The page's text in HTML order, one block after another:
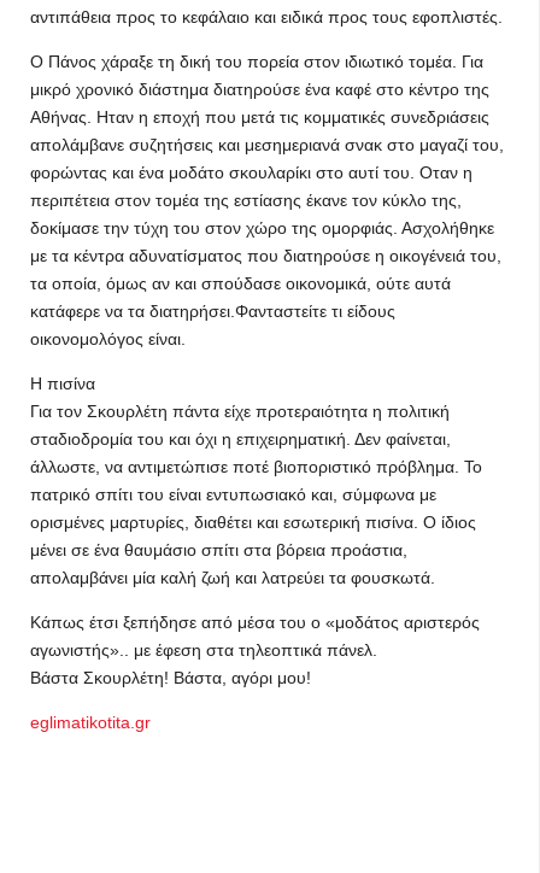
αντιπάθεια προς το κεφάλαιο και ειδικά προς τους εφοπλιστές.
Ο Πάνος χάραξε τη δική του πορεία στον ιδιωτικό τομέα. Για
μικρό χρονικό διάστημα διατηρούσε ένα καφέ στο κέντρο της
Αθήνας. Ηταν η εποχή που μετά τις κομματικές συνεδριάσεις
απολάμβανε συζητήσεις και μεσημεριανά σνακ στο μαγαζί του,
φορώντας και ένα μοδάτο σκουλαρίκι στο αυτί του. Οταν η
περιπέτεια στον τομέα της εστίασης έκανε τον κύκλο της,
δοκίμασε την τύχη του στον χώρο της ομορφιάς. Ασχολήθηκε
με τα κέντρα αδυνατίσματος που διατηρούσε η οικογένειά του,
τα οποία, όμως αν και σπούδασε οικονομικά, ούτε αυτά
κατάφερε να τα διατηρήσει.Φανταστείτε τι είδους
οικονομολόγος είναι.
Η πισίνα
Για τον Σκουρλέτη πάντα είχε προτεραιότητα η πολιτική
σταδιοδρομία του και όχι η επιχειρηματική. Δεν φαίνεται,
άλλωστε, να αντιμετώπισε ποτέ βιοποριστικό πρόβλημα. Το
πατρικό σπίτι του είναι εντυπωσιακό και, σύμφωνα με
ορισμένες μαρτυρίες, διαθέτει και εσωτερική πισίνα. Ο ίδιος
μένει σε ένα θαυμάσιο σπίτι στα βόρεια προάστια,
απολαμβάνει μία καλή ζωή και λατρεύει τα φουσκωτά.
Κάπως έτσι ξεπήδησε από μέσα του ο «μοδάτος αριστερός
αγωνιστής».. με έφεση στα τηλεοπτικά πάνελ.
Βάστα Σκουρλέτη! Βάστα, αγόρι μου!
eglimatikotita.gr